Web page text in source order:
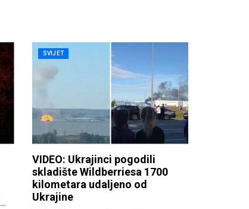
SVIJET
VIDEO: Ukrajinci pogodili
skladište Wildberriesa 1700
kilometara udaljeno od
Ukrajine